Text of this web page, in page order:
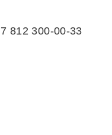
812 300-00-33